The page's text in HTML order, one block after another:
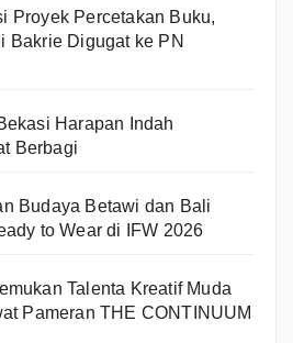
Proyek Percetakan Buku,
Bakrie Digugat ke PN
Harapan Indah
Berbagi
Budaya Betawi dan Bali
to Wear di IFW 2026
Talenta Kreatif Muda
Pameran THE CONTINUUM